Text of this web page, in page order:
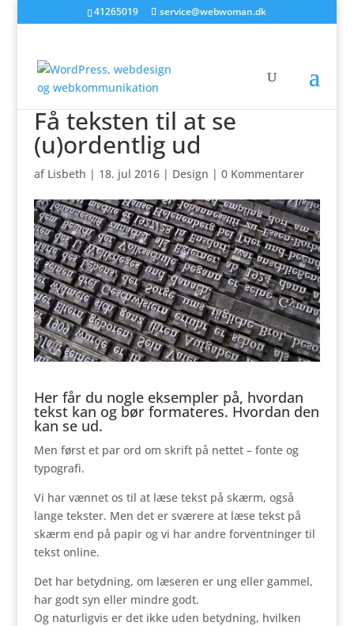
41265019 service@webwoman.dk
Få teksten til at se
(u)ordentlig ud
af Lisbeth | 18. jul 2016| Design | 0 Kommentarer
Her får du nogle eksempler på, hvordan
tekst kan og bør formateres. Hvordan den
kan se ud.
Men først et par ord om skrift på nettet – fonte og
typografi.
Vi har vænnet os til at læse tekst på skærm, også
lange tekster. Men det er sværere at læse tekst på
skærm end på papir og vi har andre forventninger til
tekst online.
Det har betydning, om læseren er ung eller gammel,
har godt syn eller mindre godt.
Og naturligvis er det ikke uden betydning, hvilken